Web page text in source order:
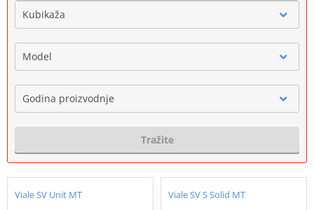
Kubikaža
Model
Godina proizvodnje
Tražite
Viale SV Unit MT Viale SV S Solid MT